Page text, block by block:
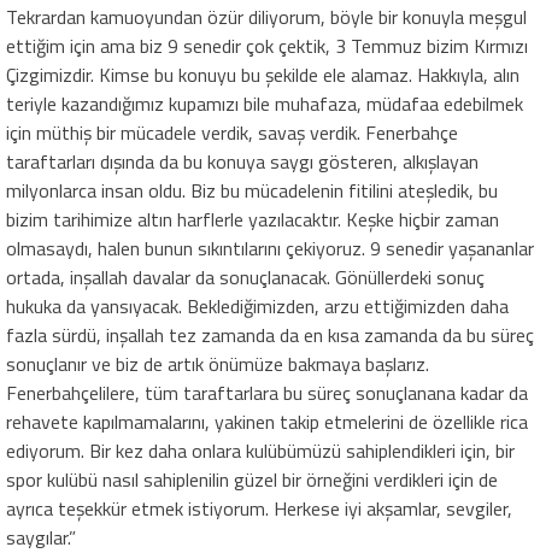
Tekrardan kamuoyundan özür diliyorum, böyle bir konuyla meşgul
ettiğim için ama biz 9 senedir çok çektik, 3 Temmuz bizim Kırmızı
Çizgimizdir. Kimse bu konuyu bu şekilde ele alamaz. Hakkıyla, alın
teriyle kazandığımız kupamızı bile muhafaza, müdafaa edebilmek
için müthiş bir mücadele verdik, savaş verdik. Fenerbahçe
taraftarları dışında da bu konuya saygı gösteren, alkışlayan
milyonlarca insan oldu. Biz bu mücadelenin fitilini ateşledik, bu
bizim tarihimize altın harflerle yazılacaktır. Keşke hiçbir zaman
olmasaydı, halen bunun sıkıntılarını çekiyoruz. 9 senedir yaşananlar
ortada, inşallah davalar da sonuçlanacak. Gönüllerdeki sonuç
hukuka da yansıyacak. Beklediğimizden, arzu ettiğimizden daha
fazla sürdü, inşallah tez zamanda da en kısa zamanda da bu süreç
sonuçlanır ve biz de artık önümüze bakmaya başlarız.
Fenerbahçelilere, tüm taraftarlara bu süreç sonuçlanana kadar da
rehavete kapılmamalarını, yakinen takip etmelerini de özellikle rica
ediyorum. Bir kez daha onlara kulübümüzü sahiplendikleri için, bir
spor kulübü nasıl sahiplenilin güzel bir örneğini verdikleri için de
ayrıca teşekkür etmek istiyorum. Herkese iyi akşamlar, sevgiler,
saygılar.”